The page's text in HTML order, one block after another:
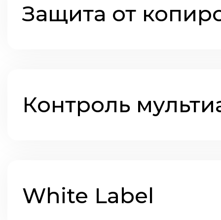
Защита от
Контроль
White Label